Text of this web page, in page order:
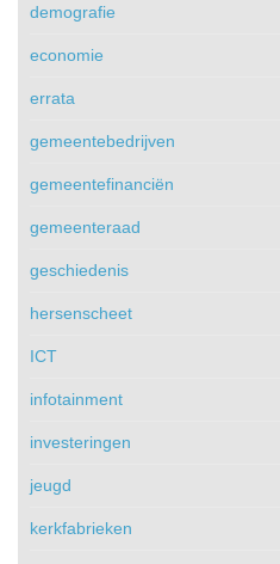
demografie
economie
errata
gemeentebedrijven
gemeentefinanciën
gemeenteraad
geschiedenis
hersenscheet
ICT
infotainment
investeringen
jeugd
kerkfabrieken